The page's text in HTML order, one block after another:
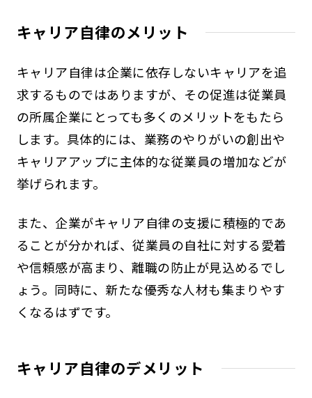
キャリア自律のメリット
キャリア自律は企業に依存しないキャリアを追
求するものではありますが、その促進は従業員
の所属企業にとっても多くのメリットをもたら
します。具体的には、業務のやりがいの創出や
キャリアアップに主体的な従業員の増加などが
挙げられます。
また、企業がキャリア自律の支援に積極的であ
ることが分かれば、従業員の自社に対する愛着
や信頼感が高まり、離職の防止が見込めるでし
ょう。同時に、新たな優秀な人材も集まりやす
くなるはずです。
キャリア自律のデメリット